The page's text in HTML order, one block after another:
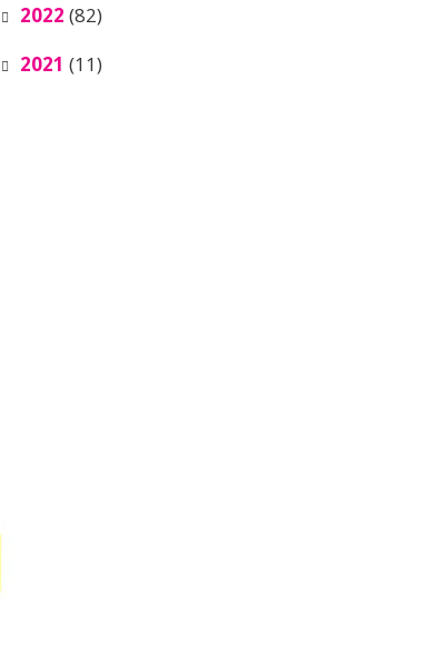
2022 (82)
2021 (11)